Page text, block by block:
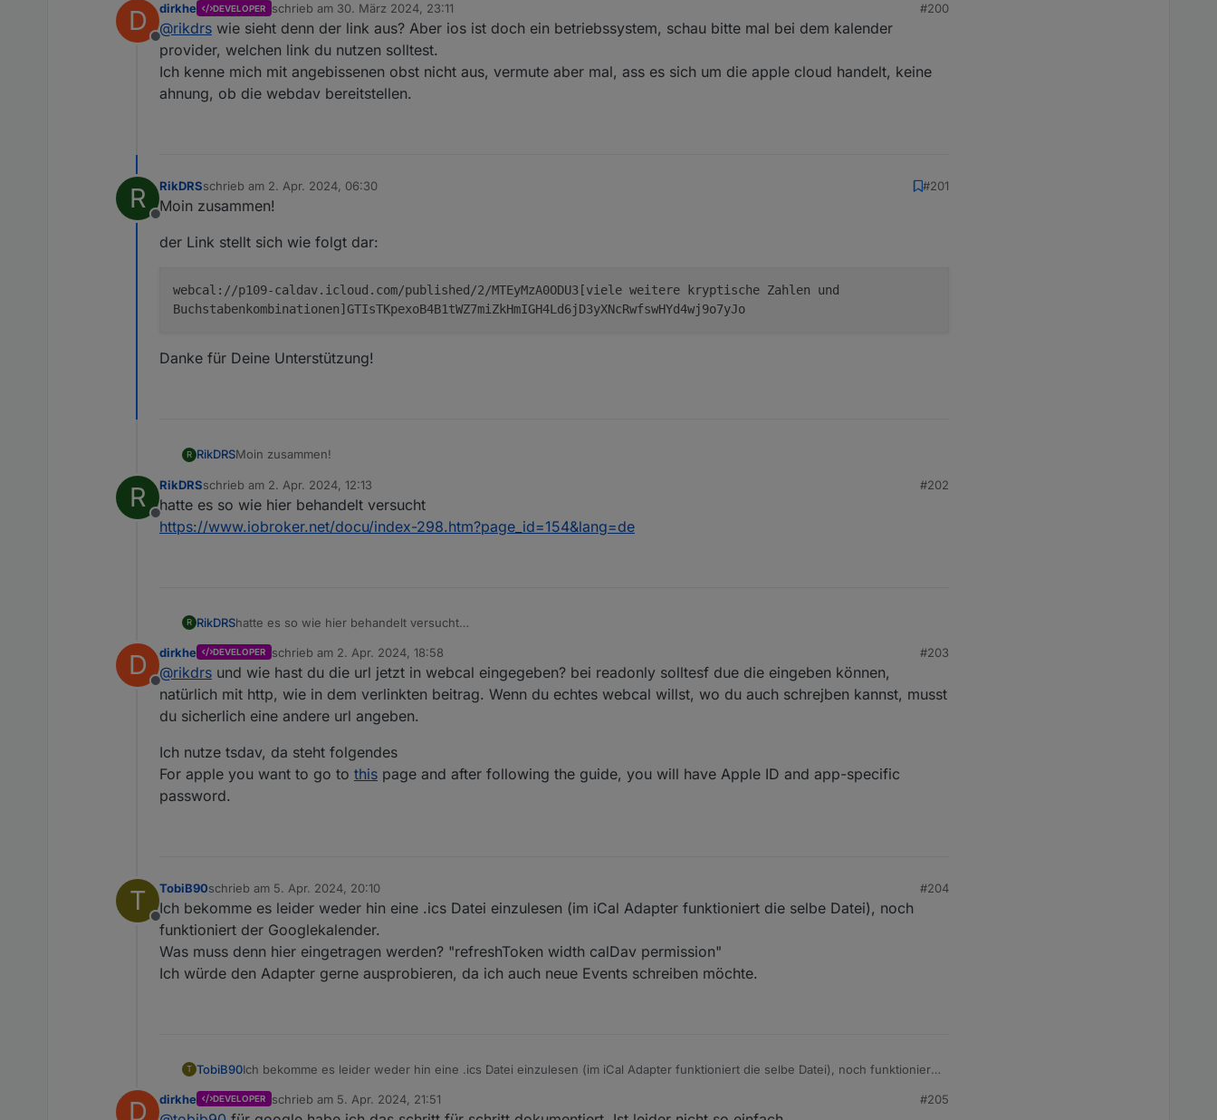
D
Offline
dirkhe DEVELOPER schrieb am 30. März 2024, 23:11
zuletzt editiert von
#200
@rikdrs wie sieht denn der link aus? Aber ios ist doch ein betriebssystem, schau bitte mal bei dem kalender
provider, welchen link du nutzen solltest.
Ich kenne mich mit angebissenen obst nicht aus, vermute aber mal, ass es sich um die apple cloud handelt, keine
ahnung, ob die webdav bereitstellen.
R
Offline
RikDRSschrieb am 2. Apr. 2024, 06:30
zuletzt editiert von
#201
Moin zusammen!
der Link stellt sich wie folgt dar:
webcal://p109-caldav.icloud.com/published/2/MTEyMzA0ODU3[viele weitere kryptische Zahlen und
Buchstabenkombinationen]GTIsTKpexoB4B1tWZ7miZkHmIGH4Ld6jD3yXNcRwfswHYd4wj9o7yJo
Danke für Deine Unterstützung!
R RikDRSMoin zusammen!
der Link stellt sich wie folgt dar:
R
Offline
RikDRSschrieb am 2. Apr. 2024, 12:13
zuletzt editiert von
#202
hatte es so wie hier behandelt versucht
https://www.iobroker.net/docu/index-298.htm?page_id=154&lang=de
R RikDRShatte es so wie hier behandelt versucht
D
Offline
dirkhe DEVELOPER schrieb am 2. Apr. 2024, 18:58
zuletzt editiert von
#203
@rikdrs und wie hast du die url jetzt in webcal eingegeben? bei readonly solltesf due die eingeben können,
natürlich mit http, wie in dem verlinkten beitrag. Wenn du echtes webcal willst, wo du auch schrejben kannst, musst
du sicherlich eine andere url angeben.
Ich nutze tsdav, da steht folgendes
For apple you want to go to this page and after following the guide, you will have Apple ID and app-specific
password.
T
Offline
TobiB90schrieb am 5. Apr. 2024, 20:10
zuletzt editiert von
#204
Ich bekomme es leider weder hin eine .ics Datei einzulesen (im iCal Adapter funktioniert die selbe Datei), noch
funktioniert der Googlekalender.
Was muss denn hier eingetragen werden? "refreshToken width calDav permission"
Ich würde den Adapter gerne ausprobieren, da ich auch neue Events schreiben möchte.
T TobiB90Ich bekomme es leider weder hin eine .ics Datei einzulesen (im iCal Adapter funktioniert die selbe Datei), noch funktioniert
Was muss denn hier eingetragen werden? "refreshToken width calDav permission"
D dirkhe DEVELOPER schrieb am 5. Apr. 2024, 21:51
zuletzt editiert von
#205